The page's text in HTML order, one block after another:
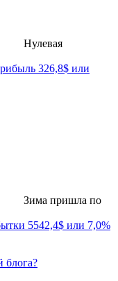
Нулевая
326,8$ или
Зима пришла по
5542,4$ или 7,0%
блога?